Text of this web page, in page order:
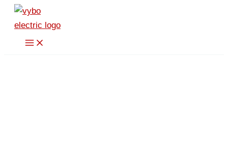
Hopp
rett